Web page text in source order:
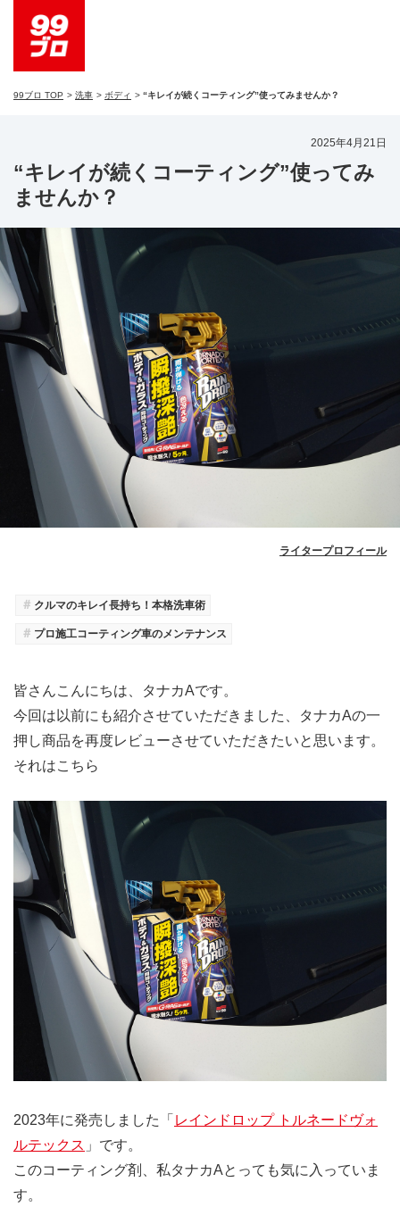
99ブロ TOP 洗車 ボディ “キレイが続くコーティング”使ってみませんか？
2025年4月21日
“キレイが続くコーティング”使ってみ
ませんか？
ライタープロフィール
＃ クルマのキレイ長持ち！本格洗車術
＃ プロ施工コーティング車のメンテナンス
皆さんこんにちは、タナカAです。
今回は以前にも紹介させていただきました、タナカAの一
押し商品を再度レビューさせていただきたいと思います。
それはこちら
2023年に発売しました「 レインドロップ トルネードヴォ
ルテックス 」です。
このコーティング剤、私タナカAとっても気に入っていま
す。